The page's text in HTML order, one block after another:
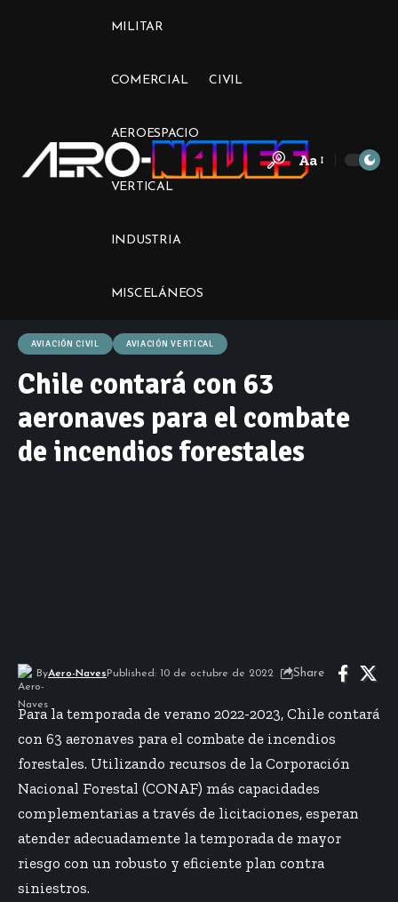
MILITAR
COMERCIAL CIVIL
AEROESPACIO
VERTICAL
INDUSTRIA
MISCELÁNEOS
Font
Aa
AVIACIÓN CIVIL AVIACIÓN VERTICAL
Chile contará con 63
aeronaves para el combate
de incendios forestales
ByAero-Naves Published: 10 de octubre de 2022 Share
Para la temporada de verano 2022-2023, Chile contará
con 63 aeronaves para el combate de incendios
forestales. Utilizando recursos de la Corporación
Nacional Forestal (CONAF) más capacidades
complementarias a través de licitaciones, esperan
atender adecuadamente la temporada de mayor
riesgo con un robusto y eficiente plan contra
siniestros.